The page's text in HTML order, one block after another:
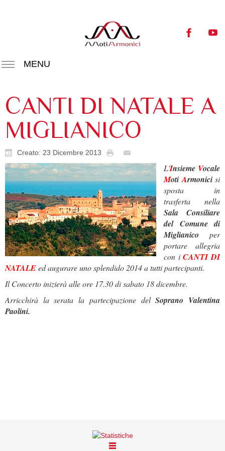
MENU
CANTI DI NATALE A
MIGLIANICO
Creato: 23 Dicembre 2013
L'Insieme Vocale
MotiArmonicisi
sposta in
trasferta nella
Sala Consiliare
del Comune di
Miglianico per
portare allegria
con iCANTI DI
NATALEed augurare uno splendido 2014 a tutti partecipanti.
Il Concerto inizierà alle ore 17.30 di sabato 18 dicembre.
Arricchirà la serata la partecipazione delSoprano Valentina
Paolini.